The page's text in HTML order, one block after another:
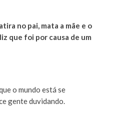
no pai, mata a mãe e o
que foi por causa de um
o mundo está se
gente duvidando.